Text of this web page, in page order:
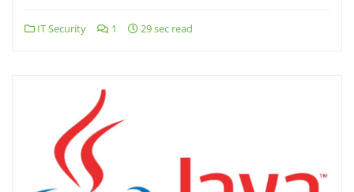
IT Security 1 29 sec read